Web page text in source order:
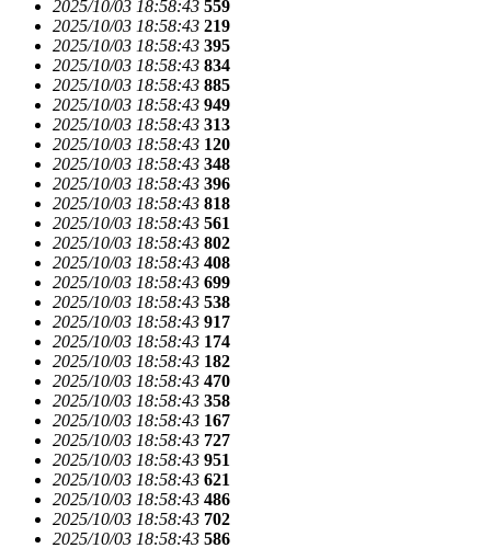
2025/10/03 18:58:43 559
2025/10/03 18:58:43 219
2025/10/03 18:58:43 395
2025/10/03 18:58:43 834
2025/10/03 18:58:43 885
2025/10/03 18:58:43 949
2025/10/03 18:58:43 313
2025/10/03 18:58:43 120
2025/10/03 18:58:43 348
2025/10/03 18:58:43 396
2025/10/03 18:58:43 818
2025/10/03 18:58:43 561
2025/10/03 18:58:43 802
2025/10/03 18:58:43 408
2025/10/03 18:58:43 699
2025/10/03 18:58:43 538
2025/10/03 18:58:43 917
2025/10/03 18:58:43 174
2025/10/03 18:58:43 182
2025/10/03 18:58:43 470
2025/10/03 18:58:43 358
2025/10/03 18:58:43 167
2025/10/03 18:58:43 727
2025/10/03 18:58:43 951
2025/10/03 18:58:43 621
2025/10/03 18:58:43 486
2025/10/03 18:58:43 702
2025/10/03 18:58:43 586